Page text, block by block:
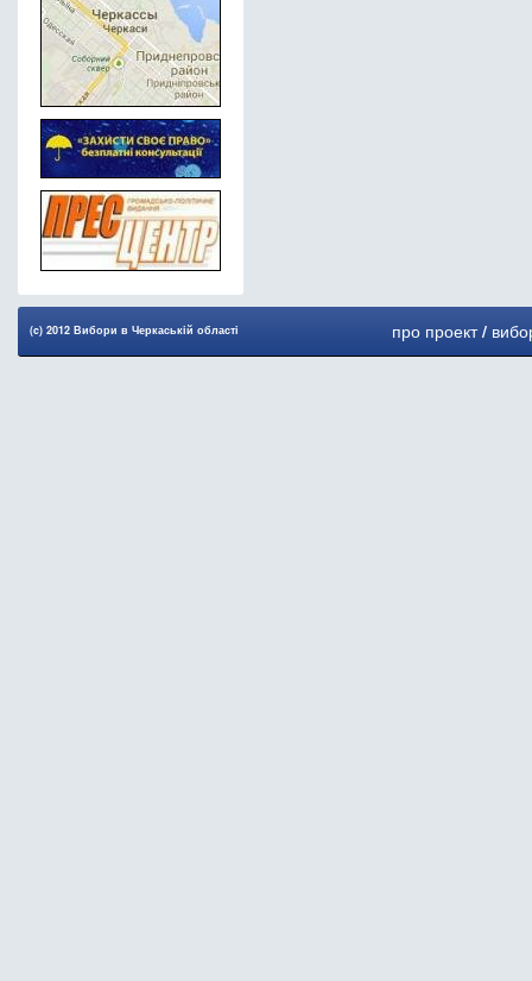
(c) 2012 Вибори в Черкаськiй областi про проект/